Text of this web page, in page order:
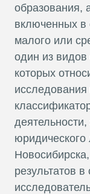
образования,
включенных в
малого или
один из
которых
юридического
результатов